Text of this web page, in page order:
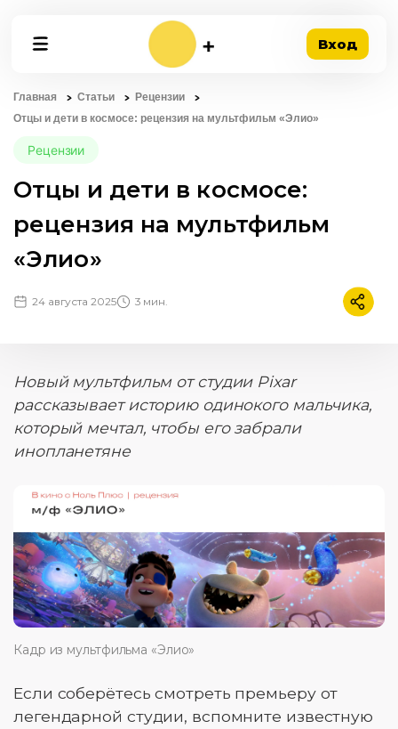
Вход
Главная Статьи
Рецензии
Отцы и дети в космосе: рецензия на мультфильм «Элио»
Рецензии
Отцы и дети в космосе:
рецензия на мультфильм
«Элио»
24 августа 2025 3 мин.
Новый мультфильм от студии Pixar
рассказывает историю одинокого мальчика,
который мечтал, чтобы его забрали
инопланетяне
Кадр из мультфильма «Элио»
Если соберётесь смотреть премьеру от
легендарной студии, вспомните известную